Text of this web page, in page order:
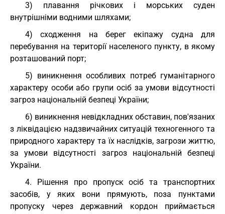
3) плавання річкових і морських суден
внутрішніми водними шляхами;
4) сходження на берег екіпажу судна для
перебування на території населеного пункту, в якому
розташований порт;
5) виникнення особливих потреб гуманітарного
характеру особи або групи осіб за умови відсутності
загроз національній безпеці України;
6) виникнення невідкладних обставин, пов'язаних
з ліквідацією надзвичайних ситуацій техногенного та
природного характеру та їх наслідків, загрози життю,
за умови відсутності загроз національній безпеці
України.
4. Рішення про пропуск осіб та транспортних
засобів, у яких вони прямують, поза пунктами
пропуску через державний кордон приймається